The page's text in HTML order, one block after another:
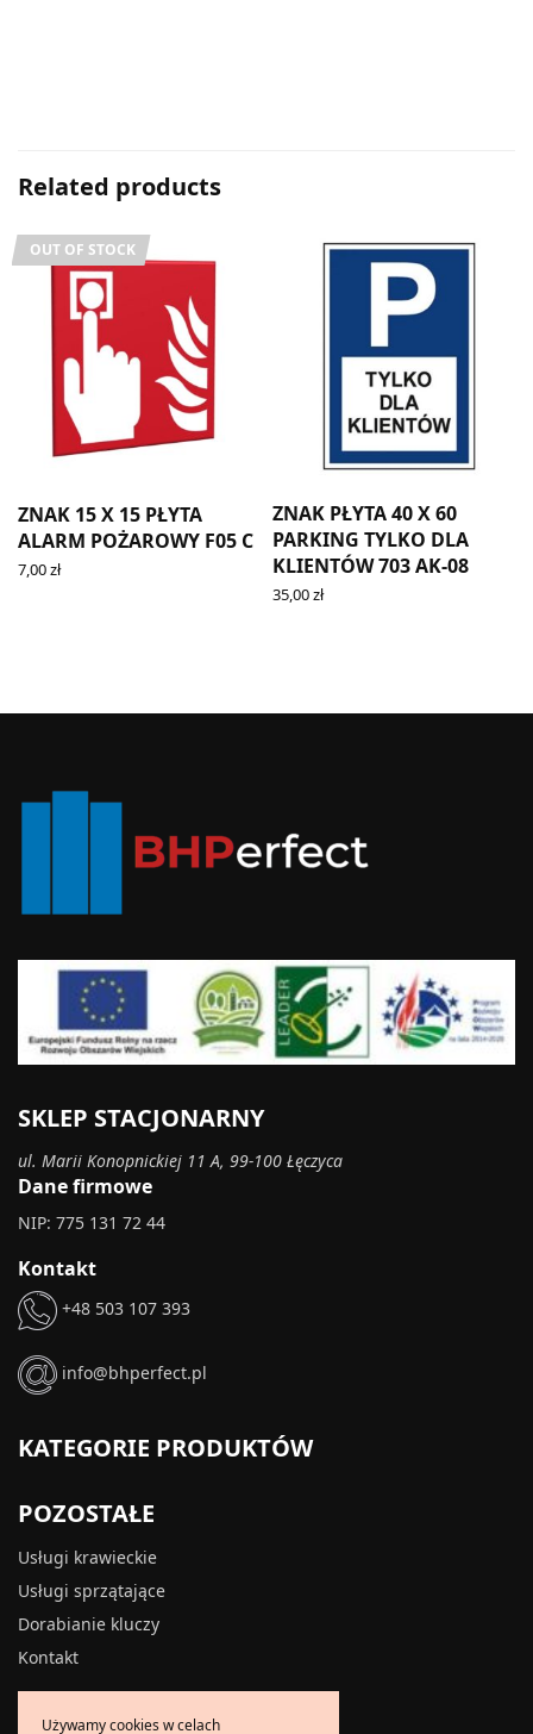
Related products
OUT OF STOCK
ZNAK 15 X 15 PŁYTA
ALARM POŻAROWY F05 C
7,00zł
ZNAK PŁYTA 40 X 60
PARKING TYLKO DLA
KLIENTÓW 703 AK-08
35,00zł
SKLEP STACJONARNY
ul. Marii Konopnickiej 11 A, 99-100 Łęczyca
Dane firmowe
NIP: 775 131 72 44
Kontakt
+48 503 107 393
info@bhperfect.pl
KATEGORIE PRODUKTÓW
POZOSTAŁE
Usługi krawieckie
Usługi sprzątające
Dorabianie kluczy
Kontakt
INFORMACJE
Używamy cookies w celach